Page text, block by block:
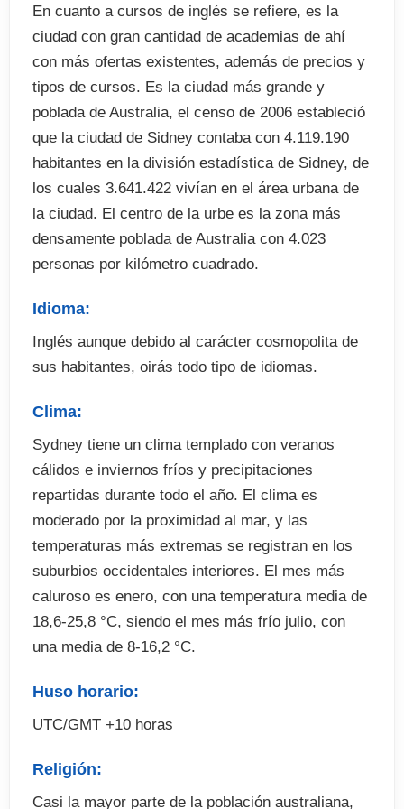
El programa incluye
 Test de nivel
 25 lecciones
 Certificado de asistencia
 Material didáctico
 Acceso a las instalaciones de la escuela
 Programa social de tiempo libre ( excursiones no
incluidas)
El precio no incluye
Billetes de avión
Traslados desde y hasta el aeropuerto en destino
Seguro de viaje (opcional)
Excursiones y actividades optativas (abonar en
destino)
Fianza de alojamiento (cuando proceda)
En cuanto a cursos de inglés se refiere, es la
ciudad con gran cantidad de academias de ahí
con más ofertas existentes, además de precios y
tipos de cursos. Es la ciudad más grande y
poblada de Australia, el censo de 2006 estableció
que la ciudad de Sidney contaba con 4.119.190
habitantes en la división estadística de Sidney, de
los cuales 3.641.422 vivían en el área urbana de
la ciudad. El centro de la urbe es la zona más
densamente poblada de Australia con 4.023
personas por kilómetro cuadrado.
Idioma:
Inglés aunque debido al carácter cosmopolita de
sus habitantes, oirás todo tipo de idiomas.
Clima:
Sydney tiene un clima templado con veranos
cálidos e inviernos fríos y precipitaciones
repartidas durante todo el año. El clima es
moderado por la proximidad al mar, y las
temperaturas más extremas se registran en los
suburbios occidentales interiores. El mes más
caluroso es enero, con una temperatura media de
18,6-25,8 °C, siendo el mes más frío julio, con
una media de 8-16,2 °C.
Huso horario:
UTC/GMT +10 horas
Religión:
Casi la mayor parte de la población australiana,